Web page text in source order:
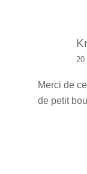
20
Merci de
de petit